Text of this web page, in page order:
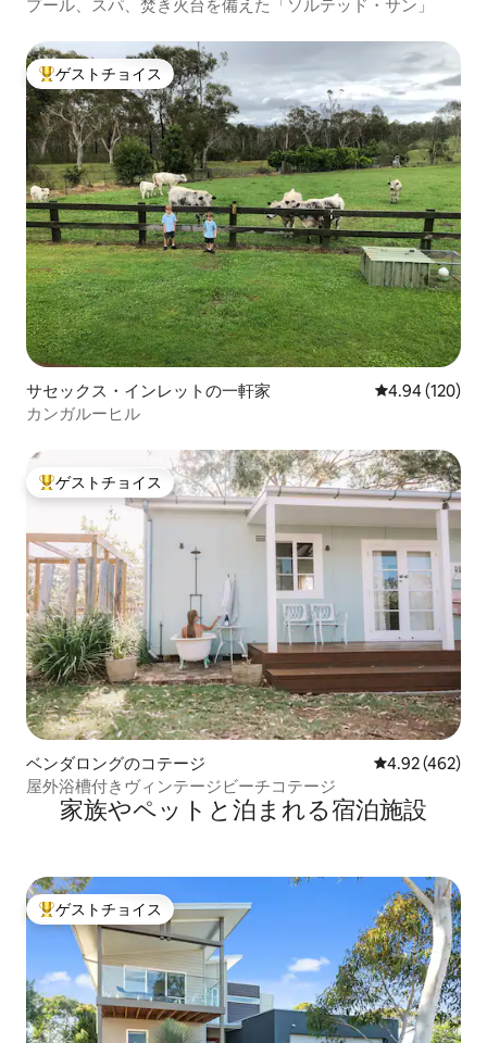
プール、スパ、焚き火台を備えた「ソルテッド・サン」
大好評のゲストチョイスです。
ゲストチョイス
サセックス・インレットの一軒家 レビュー120
4.94 (120)
カンガルーヒル
大好評のゲストチョイスです。
ゲストチョイス
ベンダロングのコテージ レビュー462
4.92 (462)
屋外浴槽付きヴィンテージビーチコテージ
家族やペットと泊まれる宿泊施設
大好評のゲストチョイスです。
ゲストチョイス